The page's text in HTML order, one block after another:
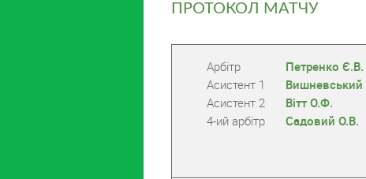
ПРОТОКОЛ МАТЧУ
Арбітр
Петренко Є.В.
Асистент 1
Вишневський
Асистент 2
Вітт О.Ф.
4-ий арбітр
Садовий О.В.